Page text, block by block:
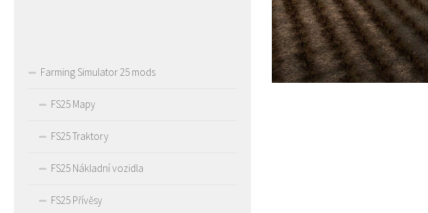
Farming Simulator 25 mods
FS25 Mapy
FS25 Traktory
FS25 Nákladní vozidla
FS25 Přívěsy